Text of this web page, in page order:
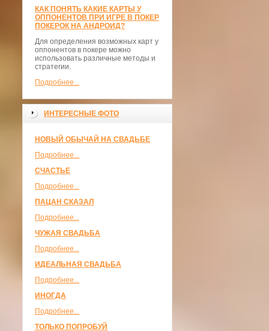
КАК ПОНЯТЬ КАКИЕ КАРТЫ У
ОППОНЕНТОВ ПРИ ИГРЕ В ПОКЕР
ПОКЕРОК НА АНДРОИД?
Для определения возможных карт у
оппонентов в покере можно
использовать различные методы и
стратегии.
Подробнее...
ИНТЕРЕСНЫЕ ФОТО
НОВЫЙ ОБЫЧАЙ НА СВАДЬБЕ
Подробнее...
СЧАСТЬЕ
Подробнее...
ПАЦАН СКАЗАЛ
Подробнее...
ЧУЖАЯ СВАДЬБА
Подробнее...
ИДЕАЛЬНАЯ СВАДЬБА
Подробнее...
ИНОГДА
Подробнее...
ТОЛЬКО ПОПРОБУЙ